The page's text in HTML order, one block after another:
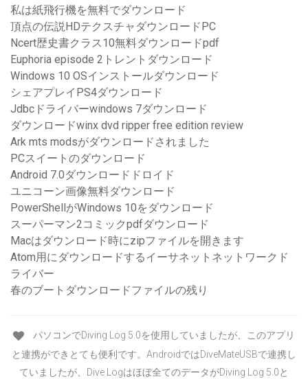
私は紙飛行機を無料でダウンロード
頂点の伝説HDテクスチャダウンロードPC
Ncert歴史書クラス10無料ダウンロードpdf
Euphoria episode 2トレントダウンロード
Windows 10 OSインストールダウンロード
シェアプレイPS4ダウンロード
Jdbcドライバーwindows 7ダウンロード
ダウンロードwinx dvd ripper free edition review
Ark mts modsがダウンロードされました
PCスイートのダウンロード
Android 7.0ダウンロードドロイド
ユニコーン画像無料ダウンロード
PowerShellがWindows 10をダウンロード
スーパーマン2コミックpdfダウンロード
Macはダウンロード時にzipファイルを開きます
Atom用にダウンロードするイーサネットネットワークド
ライバー
春のブートダウンロードファイルの残り
パソコンでDiving Log 5.0を使用していましたが、このアプリ
と連携ができとても便利です。AndroidではDiveMateUSBで連携し
ていましたが、Dive Logはほぼ全てのデータがDiving Log 5.0と